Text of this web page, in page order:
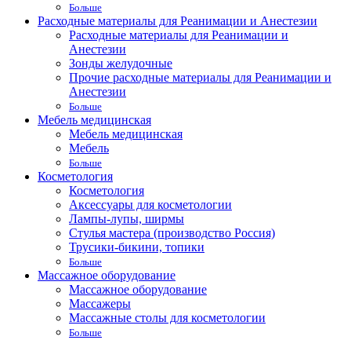
Больше
Расходные материалы для Реанимации и Анестезии
Расходные материалы для Реанимации и
Анестезии
Зонды желудочные
Прочие расходные материалы для Реанимации и
Анестезии
Больше
Мебель медицинская
Мебель медицинская
Мебель
Больше
Косметология
Косметология
Аксессуары для косметологии
Лампы-лупы, ширмы
Стулья мастера (производство Россия)
Трусики-бикини, топики
Больше
Массажное оборудование
Массажное оборудование
Массажеры
Массажные столы для косметологии
Больше